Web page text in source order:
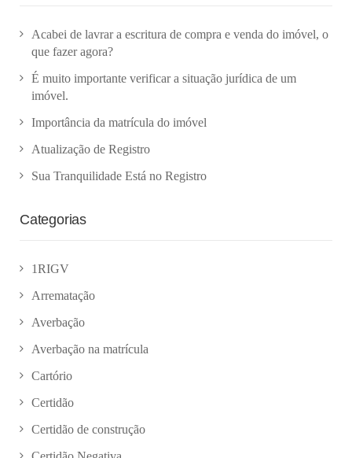
Acabei de lavrar a escritura de compra e venda do imóvel, o
que fazer agora?
É muito importante verificar a situação jurídica de um
imóvel.
Importância da matrícula do imóvel
Atualização de Registro
Sua Tranquilidade Está no Registro
Categorias
1RIGV
Arrematação
Averbação
Averbação na matrícula
Cartório
Certidão
Certidão de construção